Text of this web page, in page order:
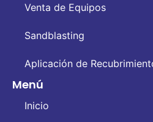
Venta de Equipos
Sandblasting
Aplicación de
Menú
Inicio